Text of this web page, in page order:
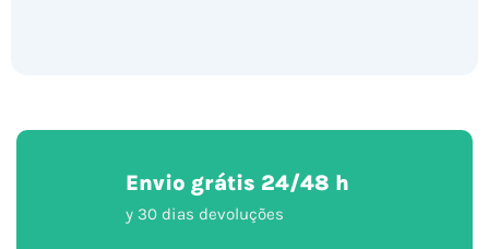
Envio grátis 24/48 h
y 30 dias devoluções